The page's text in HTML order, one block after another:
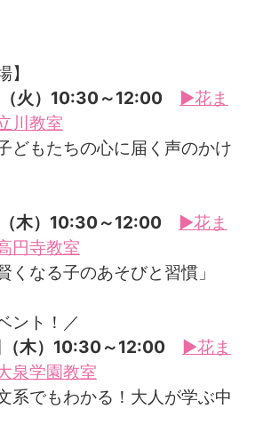
】
火）10:30～12:00
▶花ま
川教室
どもたちの心に届く声のかけ
木）10:30～12:00
▶花ま
円寺教室
くなる子のあそびと習慣」
ント！／
木）10:30～12:00
▶花ま
泉学園教室
系でもわかる！大人が学ぶ中